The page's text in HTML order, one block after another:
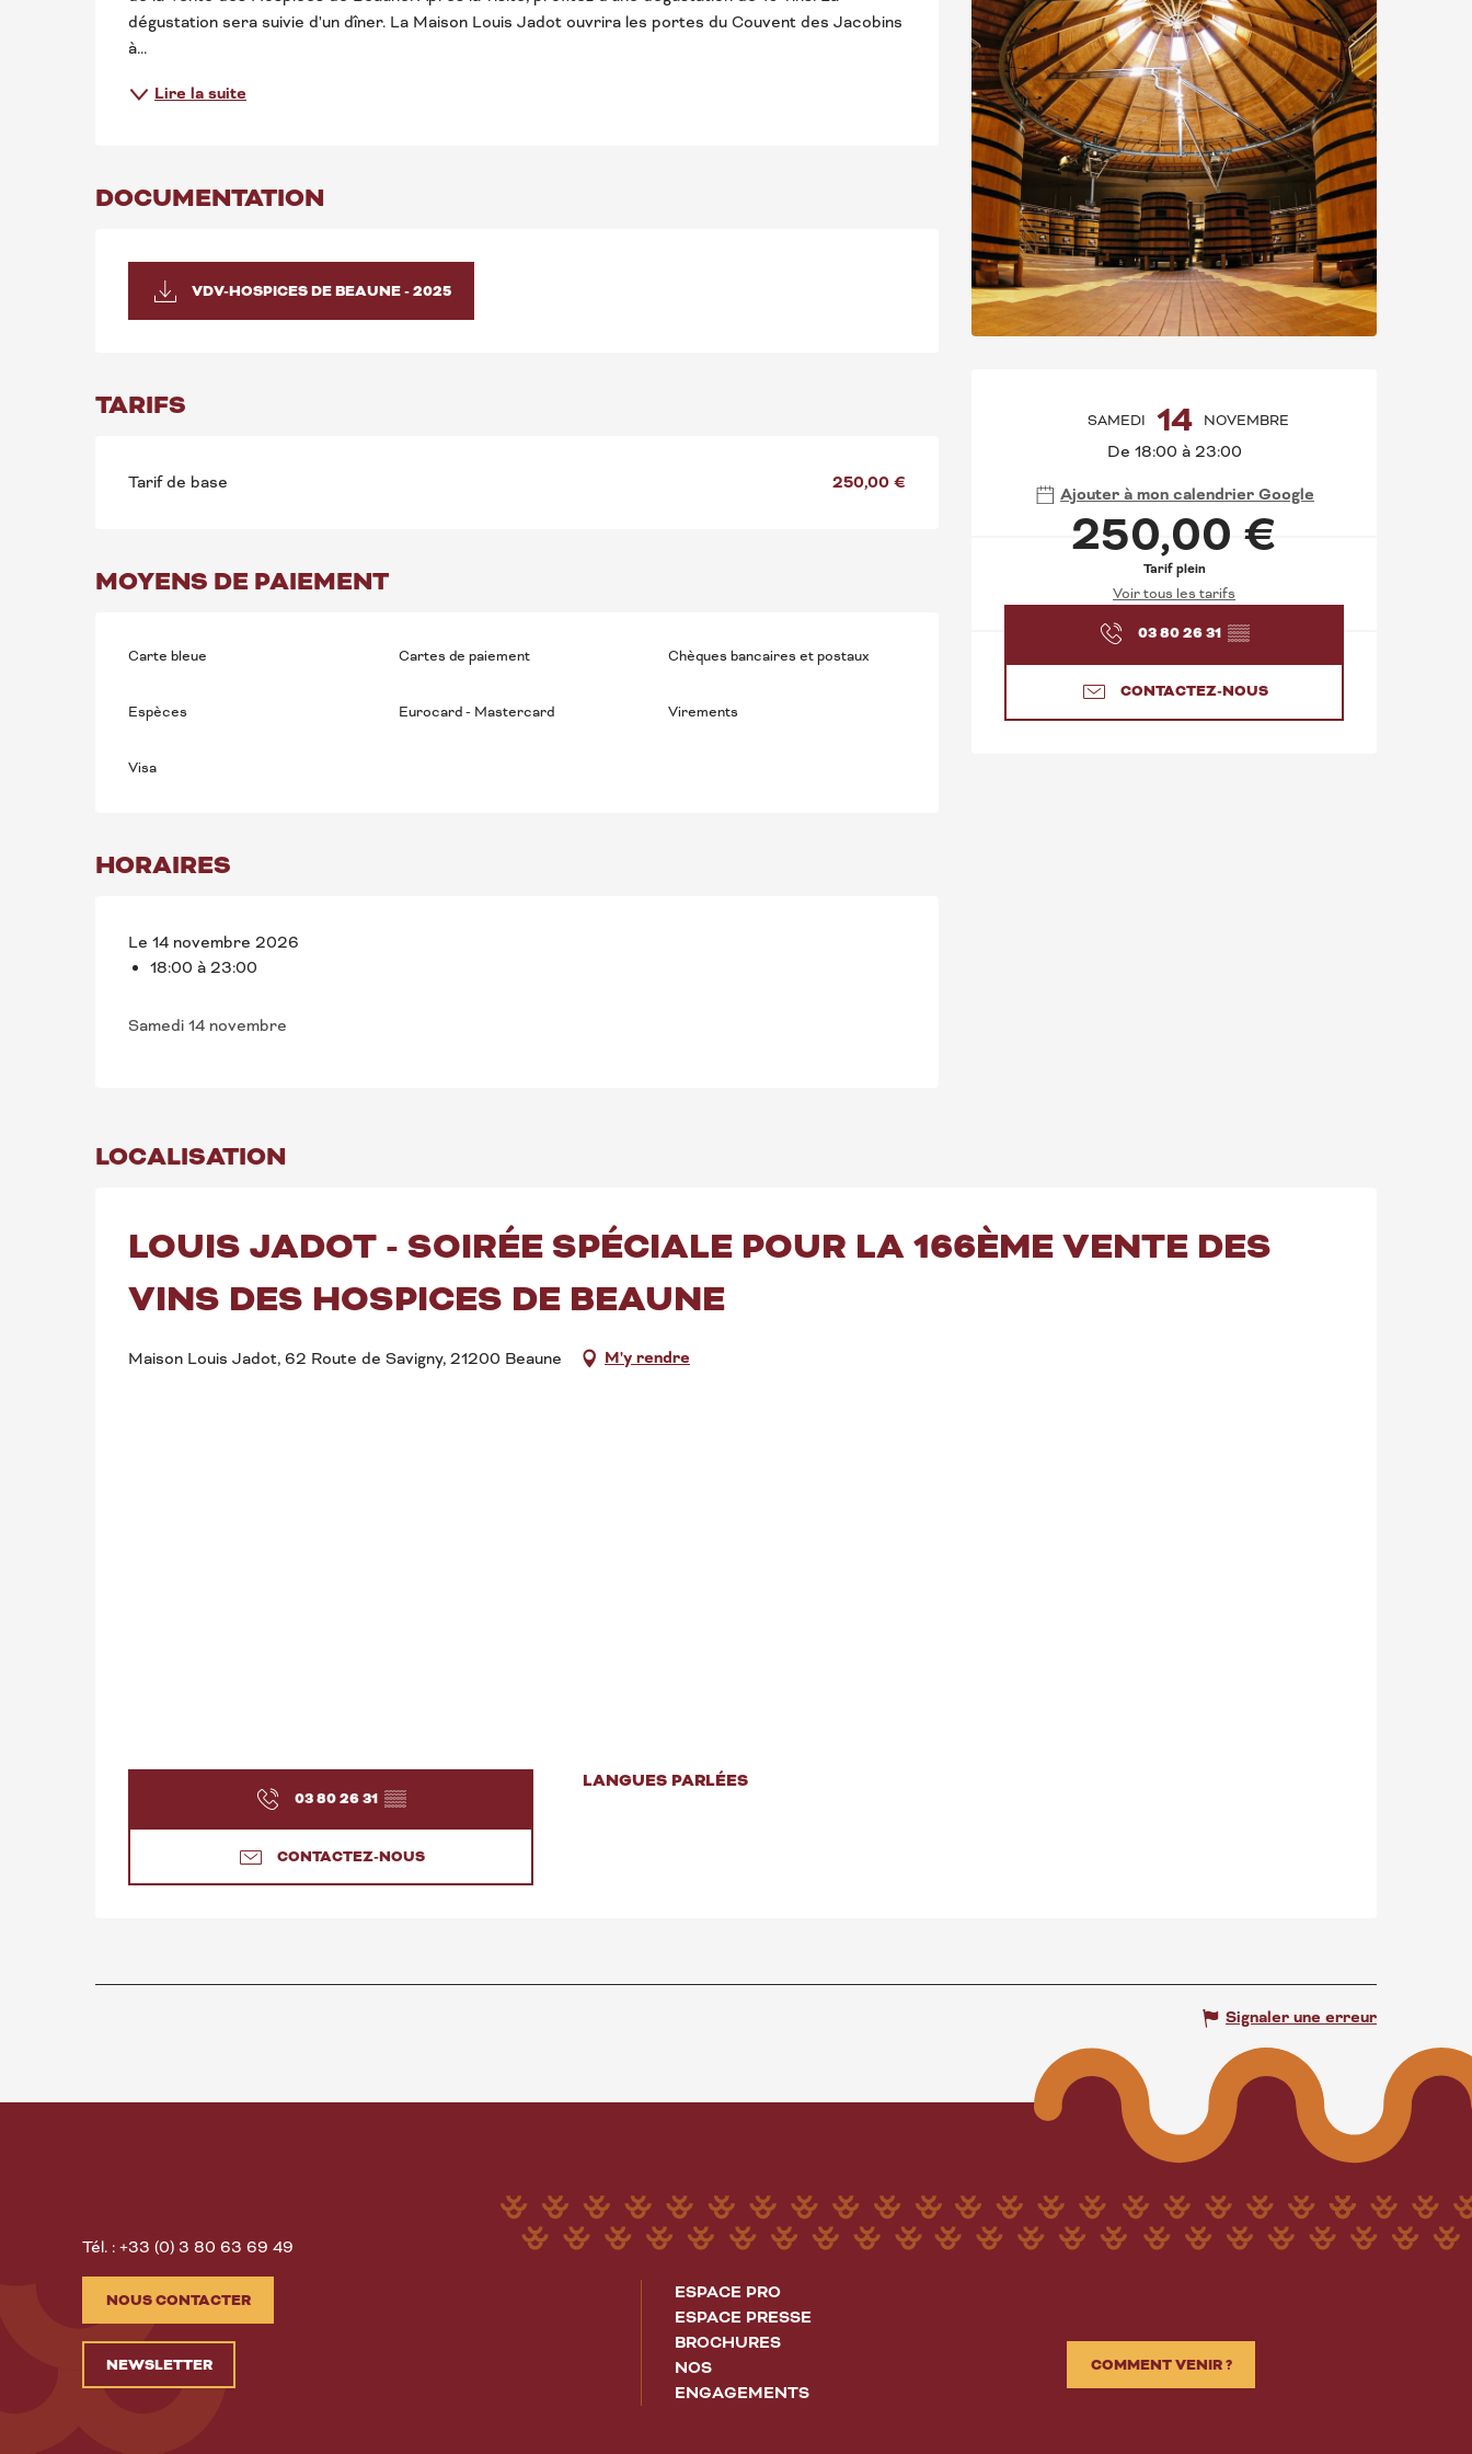
OUVERTURE ET
SAMEDI 14 NOVEMBRE
De 18:00 à 23:00
Ajouter à mon calendrier Google
250,00 €
Tarif plein
Voir tous les tarifs
03 80 26 31 ▒▒
CONTACTEZ-NOUS
dégustation sera suivie d'un dîner. La Maison Louis Jadot ouvrira les portes du Couvent des Jacobins
à...
Lire la suite
DOCUMENTATION
VDV-HOSPICES DE BEAUNE - 2025
TARIFS
Tarif de base 250,00 €
MOYENS DE PAIEMENT
Carte bleue Cartes de paiement Chèques bancaires et postaux
Espèces Eurocard - Mastercard Virements
Visa
HORAIRES
Le 14 novembre 2026
18:00 à 23:00
Samedi 14 novembre
LOCALISATION
LOUIS JADOT - SOIRÉE SPÉCIALE POUR LA 166ÈME VENTE DES
VINS DES HOSPICES DE BEAUNE
Maison Louis Jadot, 62 Route de Savigny, 21200 Beaune M'y rendre
03 80 26 31 ▒▒
CONTACTEZ-NOUS
LANGUES PARLÉES
LANGUES PARLÉES
Signaler une erreur
Tél. : +33 (0) 3 80 63 69 49
NOUS CONTACTER
NEWSLETTER
ESPACE PRO
ESPACE PRESSE
BROCHURES
NOS
ENGAGEMENTS
COMMENT VENIR ?